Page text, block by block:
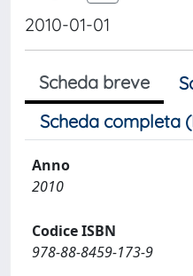
2010-01-01
Scheda breve
Scheda completa
Anno
2010
Codice ISBN
978-88-8459-173-9